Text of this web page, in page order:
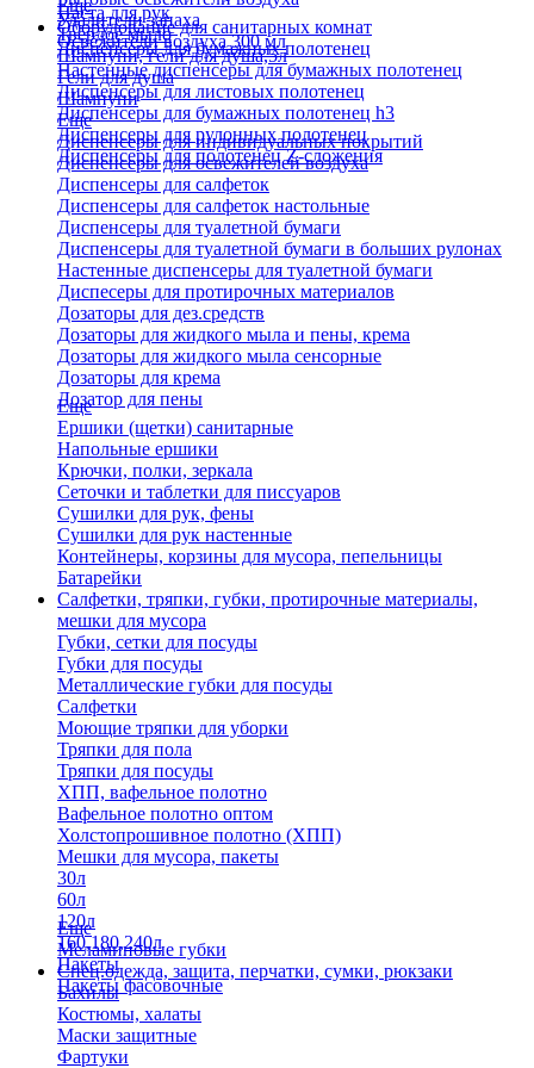
Паста для рук
Твердое мыло
Шампуни, гели для душа,5л
Гели для душа
Шампуни
Удалители запаха
Освежители воздуха 300 мл
Еще
Оборудование для санитарных комнат
Диспенсеры для бумажных полотенец
Настенные диспенсеры для бумажных полотенец
Диспенсеры для листовых полотенец
Диспенсеры для бумажных полотенец h3
Диспенсеры для рулонных полотенец
Диспенсеры для полотенец Z-сложения
Еще
Диспенсеры для индивидуальных покрытий
Диспенсеры для освежителей воздуха
Диспенсеры для салфеток
Диспенсеры для салфеток настольные
Диспенсеры для туалетной бумаги
Диспенсеры для туалетной бумаги в больших рулонах
Настенные диспенсеры для туалетной бумаги
Диспесеры для протирочных материалов
Дозаторы для дез.средств
Дозаторы для жидкого мыла и пены, крема
Дозаторы для жидкого мыла сенсорные
Дозаторы для крема
Дозатор для пены
Еще
Ершики (щетки) санитарные
Напольные ершики
Крючки, полки, зеркала
Сеточки и таблетки для писсуаров
Сушилки для рук, фены
Сушилки для рук настенные
Контейнеры, корзины для мусора, пепельницы
Батарейки
Салфетки, тряпки, губки, протирочные материалы,
мешки для мусора
Губки, сетки для посуды
Губки для посуды
Металлические губки для посуды
Салфетки
Моющие тряпки для уборки
Тряпки для пола
Тряпки для посуды
ХПП, вафельное полотно
Вафельное полотно оптом
Холстопрошивное полотно (ХПП)
Мешки для мусора, пакеты
30л
60л
120л
160,180,240л
Пакеты
Пакеты фасовочные
Еще
Меламиновые губки
Спец.одежда, защита, перчатки, сумки, рюкзаки
Бахилы
Костюмы, халаты
Маски защитные
Фартуки